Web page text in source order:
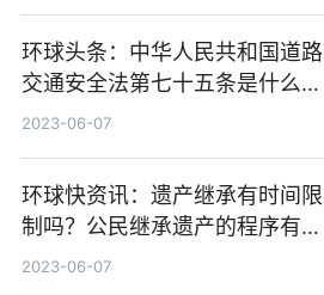
环球头条：中华人民共和国道路
交通安全法第七十五条是什么？
道路交通事故社会救助基金包含
2023-06-07
环球快资讯：遗产继承有时间限
制吗？公民继承遗产的程序有哪
些？
2023-06-07